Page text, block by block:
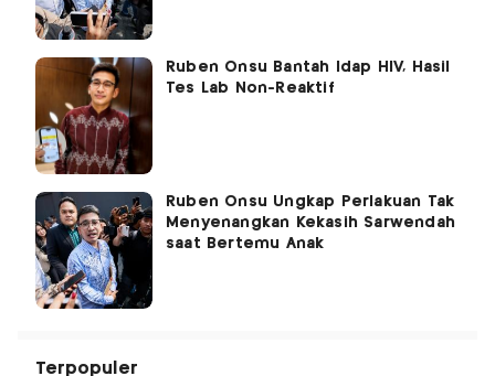
Ruben Onsu Bantah Idap HIV, Hasil
Tes Lab Non-Reaktif
Ruben Onsu Ungkap Perlakuan Tak
Menyenangkan Kekasih Sarwendah
saat Bertemu Anak
Terpopuler